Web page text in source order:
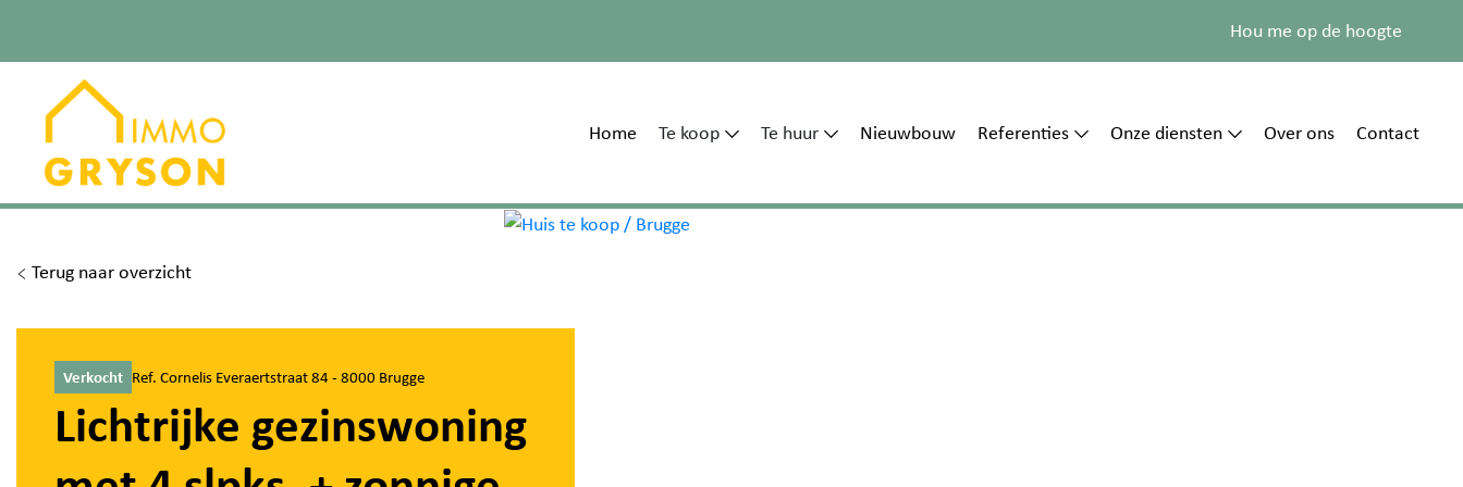
Hou me op de hoogte
Home Te koop Te huur Nieuwbouw Referenties Onze diensten Over ons Contact
Terug naar overzicht
Verkocht Ref. Cornelis Everaertstraat 84 - 8000 Brugge
Lichtrijke gezinswoning